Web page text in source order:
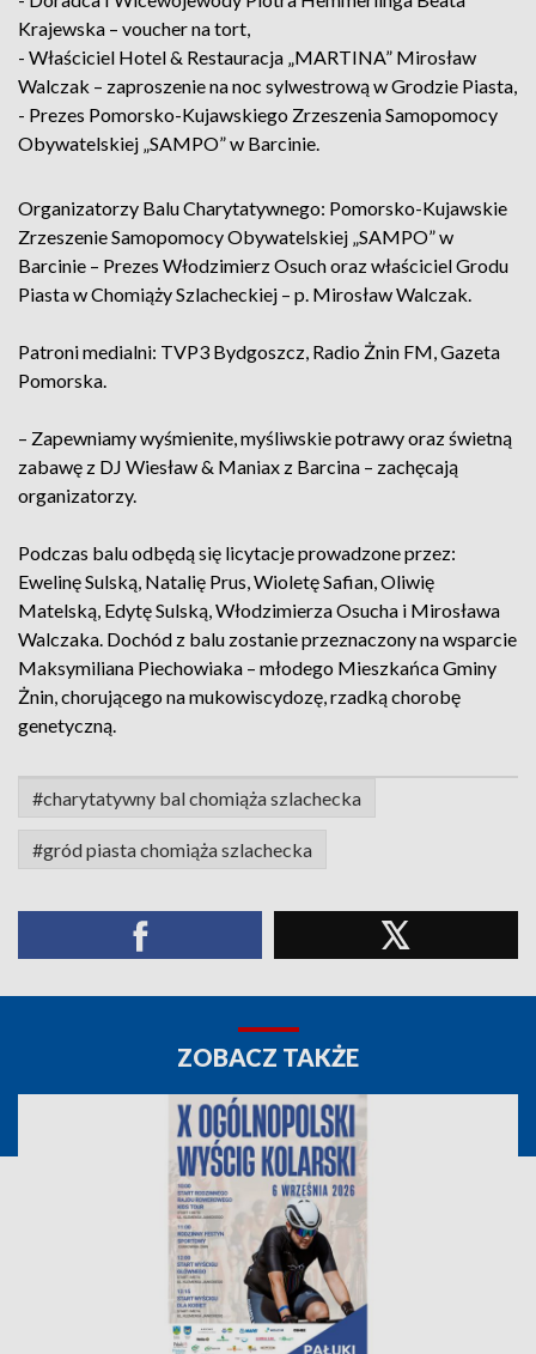
Krajewska – voucher na tort,
- Właściciel Hotel & Restauracja „MARTINA” Mirosław
Walczak – zaproszenie na noc sylwestrową w Grodzie Piasta,
- Prezes Pomorsko-Kujawskiego Zrzeszenia Samopomocy
Obywatelskiej „SAMPO” w Barcinie.
Organizatorzy Balu Charytatywnego: Pomorsko-Kujawskie
Zrzeszenie Samopomocy Obywatelskiej „SAMPO” w
Barcinie – Prezes Włodzimierz Osuch oraz właściciel Grodu
Piasta w Chomiąży Szlacheckiej – p. Mirosław Walczak.
Patroni medialni: TVP3 Bydgoszcz, Radio Żnin FM, Gazeta
Pomorska.
– Zapewniamy wyśmienite, myśliwskie potrawy oraz świetną
zabawę z DJ Wiesław & Maniax z Barcina – zachęcają
organizatorzy.
Podczas balu odbędą się licytacje prowadzone przez:
Ewelinę Sulską, Natalię Prus, Wioletę Safian, Oliwię
Matelską, Edytę Sulską, Włodzimierza Osucha i Mirosława
Walczaka. Dochód z balu zostanie przeznaczony na wsparcie
Maksymiliana Piechowiaka – młodego Mieszkańca Gminy
Żnin, chorującego na mukowiscydozę, rzadką chorobę
genetyczną.
#charytatywny bal chomiąża szlachecka
#gród piasta chomiąża szlachecka
ZOBACZ TAKŻE